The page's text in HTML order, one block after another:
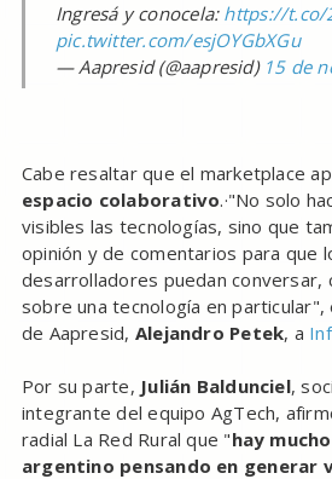
Ingresá y conocela: https://t.co/
pic.twitter.com/esjOYGbXGu
— Aapresid (@aapresid) 15 de
Cabe resaltar que el marketplace
espacio colaborativo.·"No solo
visibles las tecnologías, sino que
opinión y de comentarios para que
desarrolladores puedan conversar,
sobre una tecnología en
de Aapresid, Alejandro Petek, a
Por su parte, Julián Baldunciel,
integrante del equipo AgTech,
radial La Red Rural que "hay
argentino pensando en generar